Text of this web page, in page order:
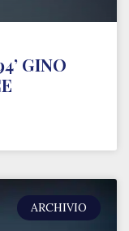
GINO
ARCHIVIO